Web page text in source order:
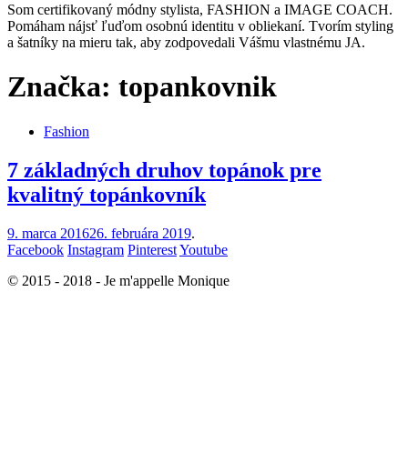
Som certifikovaný módny stylista, FASHION a IMAGE COACH.
Pomáham nájsť ľuďom osobnú identitu v obliekaní. Tvorím styling
a šatníky na mieru tak, aby zodpovedali Vášmu vlastnému JA.
Značka: topankovnik
Fashion
7 základných druhov topánok pre
kvalitný topánkovník
9. marca 201626. februára 2019.
Facebook Instagram PinterestYoutube
© 2015 - 2018 - Je m'appelle Monique